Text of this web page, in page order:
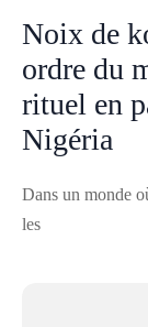
Noix de
ordre du
rituel en
Nigéria
Dans un monde
les